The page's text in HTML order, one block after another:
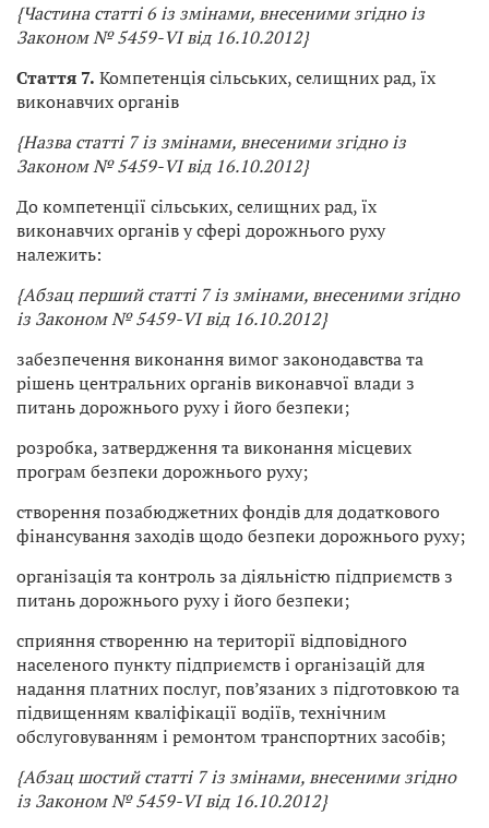
{Частина статті 6 із змінами, внесеними згідно із
Законом № 5459-VI від 16.10.2012}
Стаття 7. Компетенція сільських, селищних рад, їх
виконавчих органів
{Назва статті 7 із змінами, внесеними згідно із
Законом № 5459-VI від 16.10.2012}
До компетенції сільських, селищних рад, їх
виконавчих органів у сфері дорожнього руху
належить:
{Абзац перший статті 7 із змінами, внесеними згідно
із Законом № 5459-VI від 16.10.2012}
забезпечення виконання вимог законодавства та
рішень центральних органів виконавчої влади з
питань дорожнього руху і його безпеки;
розробка, затвердження та виконання місцевих
програм безпеки дорожнього руху;
створення позабюджетних фондів для додаткового
фінансування заходів щодо безпеки дорожнього руху;
організація та контроль за діяльністю підприємств з
питань дорожнього руху і його безпеки;
сприяння створенню на території відповідного
населеного пункту підприємств і організацій для
надання платних послуг, пов’язаних з підготовкою та
підвищенням кваліфікації водіїв, технічним
обслуговуванням і ремонтом транспортних засобів;
{Абзац шостий статті 7 із змінами, внесеними згідно
із Законом № 5459-VI від 16.10.2012}